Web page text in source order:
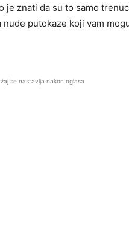
je znati da su to samo
putokaze koji vam
se nastavlja nakon oglasa